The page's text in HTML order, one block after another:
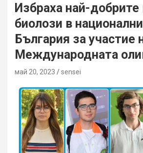
Избраха най-
биолози в
България за участие
Международната
май 20, 2023 sensei